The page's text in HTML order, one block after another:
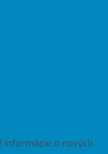
informácie o nových